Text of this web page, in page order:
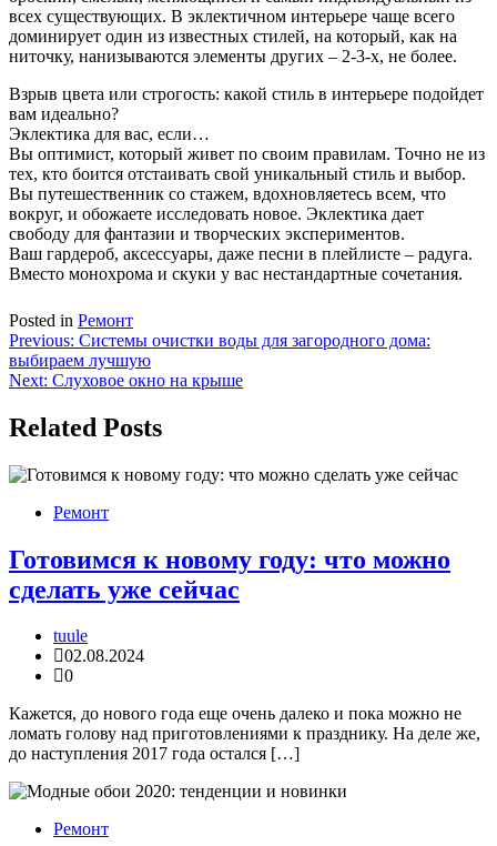
всех существующих. В эклектичном интерьере чаще всего
доминирует один из известных стилей, на который, как на
ниточку, нанизываются элементы других – 2-3-х, не более.
Взрыв цвета или строгость: какой стиль в интерьере подойдет
вам идеально?
Эклектика для вас, если…
Вы оптимист, который живет по своим правилам. Точно не из
тех, кто боится отстаивать свой уникальный стиль и выбор.
Вы путешественник со стажем, вдохновляетесь всем, что
вокруг, и обожаете исследовать новое. Эклектика дает
свободу для фантазии и творческих экспериментов.
Ваш гардероб, аксессуары, даже песни в плейлисте – радуга.
Вместо монохрома и скуки у вас нестандартные сочетания.
Posted in Ремонт
Навигация
по
Previous: Системы очистки воды для загородного дома:
выбираем лучшую
Next: Слуховое окно на крыше
Related Posts
Ремонт
Готовимся к новому году: что можно
сделать уже сейчас
tuule
02.08.2024
0
Кажется, до нового года еще очень далеко и пока можно не
ломать голову над приготовлениями к празднику. На деле же,
до наступления 2017 года остался […]
Ремонт